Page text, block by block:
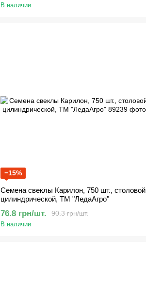
В наличии
−15%
Семена свеклы Карилон, 750 шт., столовой
цилиндрической, ТМ "ЛедаАгро"
90.3 грн/шт.
76.8 грн/шт.
В наличии